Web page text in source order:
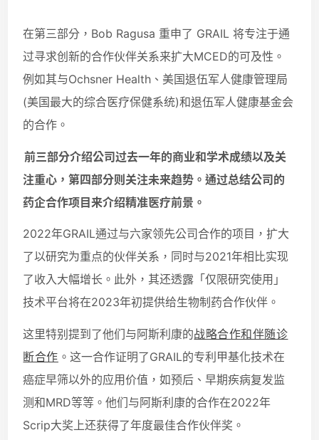
在第三部分，Bob Ragusa 重申了 GRAIL 将专注于通
过寻求创新的合作伙伴关系来扩大MCED的可及性。
例如其与Ochsner Health、美国退伍军人健康管理局
(美国最大的综合医疗保健系统)和退伍军人健康基金会
的合作。
前三部分介绍公司过去一年的商业和学术成绩以及关
注重心，第四部分则关注未来趋势。通过总结公司的
药企合作项目来介绍精准医疗前景。
2022年GRAIL通过与六家领先公司合作的项目，扩大
了以研究为重点的伙伴关系，同时与2021年相比实现
了收入大幅增长。此外，其还透露「仅限研究使用」
技术平台将在2023年初提供给生物制药合作伙伴。
这里特别提到了他们与阿斯利康的战略合作和伴随诊
断合作 。这一合作证明了GRAIL的专利甲基化技术在
癌症早筛以外的应用价值，如预后、早期疾病复发监
测和MRD等等。他们与阿斯利康的合作在2022年
Scrip大奖上还获得了年度最佳合作伙伴奖。